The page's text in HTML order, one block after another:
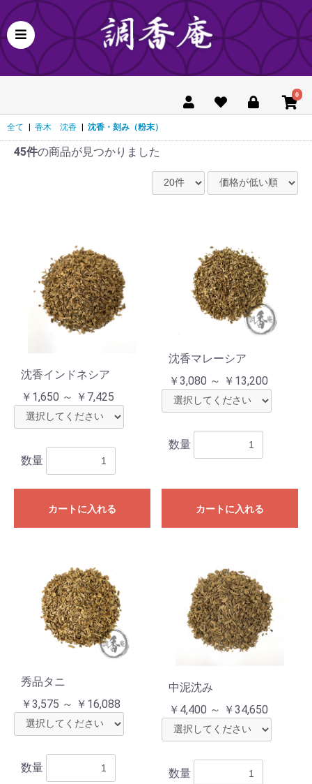
0
全て | 香木 沈香 | 沈香・刻み（粉末）
45件の商品が見つかりました
沈香インドネシア
￥1,650 ～ ￥7,425
数量
カートに入れる
沈香マレーシア
￥3,080 ～ ￥13,200
数量
カートに入れる
秀品タニ
￥3,575 ～ ￥16,088
数量
中泥沈み
￥4,400 ～ ￥34,650
数量